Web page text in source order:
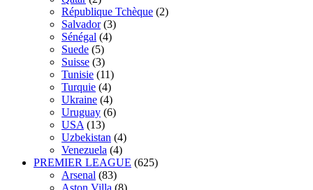
République Tchèque (2)
Salvador (3)
Sénégal (4)
Suede (5)
Suisse (3)
Tunisie (11)
Turquie (4)
Ukraine (4)
Uruguay (6)
USA (13)
Uzbekistan (4)
Venezuela (4)
PREMIER LEAGUE (625)
Arsenal (83)
Aston Villa (8)